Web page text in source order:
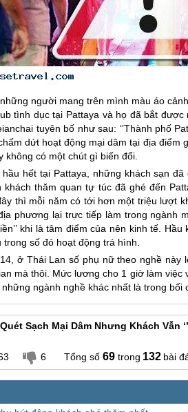
người mang trên mình màu áo
tình dục tại Pattaya và họ đã bắt
tuyên bố như sau: ‘’Thành phố
dứt hoạt động mại dâm tại địa điểm
không có một chút gì biến đổi.
hết tại Pattaya, những khách sạn
thăm quan tự túc đã ghé đến
thì mỗi năm có tới hơn một triệu lượt
phương lại trực tiếp làm trong ngành
khi là tâm điểm của nên kinh tế.
số đó hoạt động trá hình.
ở Thái Lan số phụ nữ theo nghề này
mà thôi. Mức lương cho 1 giờ làm
ngành nghề khác nhất là trong bối
Sạch Mại Dâm Nhưng Khách Vẫn
6 69 132 bài